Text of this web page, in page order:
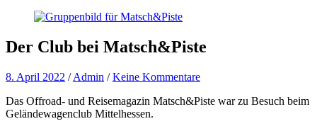
Der Club bei Matsch&Piste
8. April 2022 /Admin /Keine Kommentare
Das Offroad- und Reisemagazin Matsch&Piste war zu Besuch beim
Geländewagenclub Mittelhessen.